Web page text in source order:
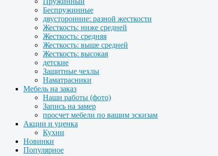
Беспружинные
двусторонние: разной жесткости
Жесткость: ниже средней
Жесткость: средняя
Жесткость: выше средней
Жесткость: высокая
детские
Защитные чехлы
Наматрасники
Мебель на заказ
Наши работы (фото)
Запись на замер
просчет мебели по вашим эскизам
Акции и уценка
Кухни
Новинки
Популярное